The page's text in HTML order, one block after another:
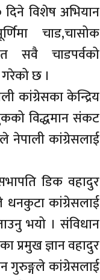
विशेष अभियान
चाड,चासोक
सवै चाडपर्वको
छ ।
कांग्रेसका केन्द्रिय
विद्धमान संकट
नेपाली कांग्रेसलाई
डिक वहादुर
धनकुटा कांग्रेसलाई
भयो । संविधान
प्रमुख ज्ञान वहादुर
गुरुङ्गले कांग्रेसलाई